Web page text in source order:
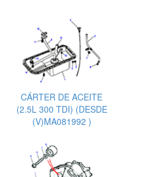
CÁRTER DE ACEITE
(2.5L 300 TDI) (DESDE
(V)MA081992 )